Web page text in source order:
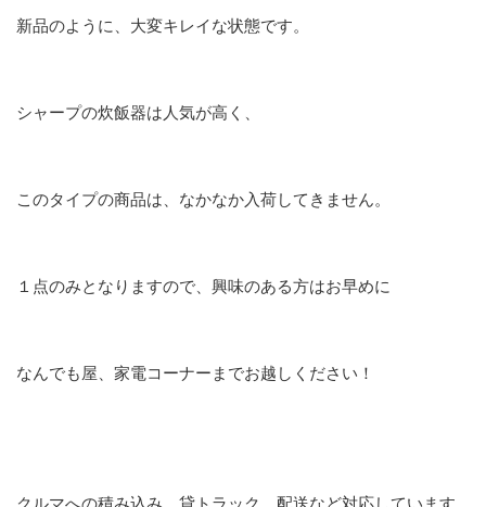
新品のように、大変キレイな状態です。
シャープの炊飯器は人気が高く、
このタイプの商品は、なかなか入荷してきません。
１点のみとなりますので、興味のある方はお早めに
なんでも屋、家電コーナーまでお越しください！